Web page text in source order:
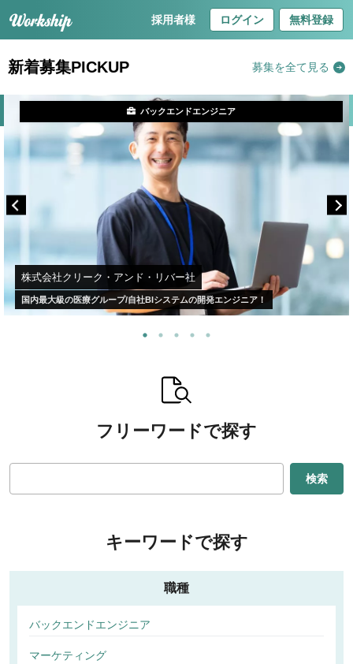
採用者様 ログイン 無料登録
新着募集PICKUP 募集を全て見る
株式会社クリーク・アンド・リバー社
国内最大級の医療グループ/自社BIシステムの開発エンジニア！
バックエンドエンジニア
フリーワードで探す
検索
キーワードで探す
職種
バックエンドエンジニア
マーケティング